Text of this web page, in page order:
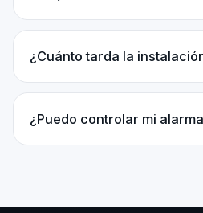
¿Cuánto tarda la
¿Puedo controlar mi